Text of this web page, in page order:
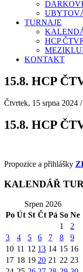
TURNAJE
HCP
KONTAKT
15.8. HCP
Čtvrtek, 15 srpna 2024 /
15.8. HCP
Propozice a přihlášky
KALENDÁŘ
Srpen 2026
Po Út St Čt Pá So Ne
1
2
3
4 5 6 7 8
9
10 11 12 13 14 15 16
17 18 19 20 21 22 23